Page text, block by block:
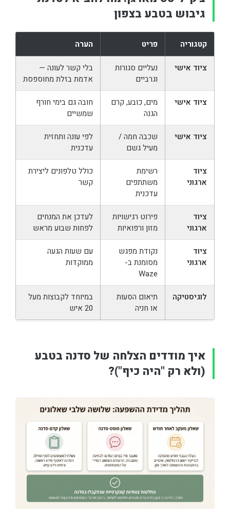
גיבוש בטבע בצפון
קטגוריה פריט הערה
ציוד אישי
נעליים סגורות
וגרביים
בלי קשר לעונה —
אדמת בזלת מחוספסת
ציוד אישי
מים, כובע, קרם
הגנה
חובה גם בימי חורף
שמשיים
ציוד אישי
שכבה חמה /
מעיל גשם
לפי עונה ותחזית
עדכנית
ציוד
ארגוני
רשימת
משתתפים
עדכנית
כולל טלפונים ליצירת
קשר
ציוד
ארגוני
פירוט רגישויות
מזון ורפואיות
לעדכן את המנחים
לפחות שבוע מראש
ציוד
ארגוני
נקודת מפגש
מסומנת ב-
Waze
עם שעות הגעה
ממוקדות
לוגיסטיקה
תיאום הסעות
או חניה
במיוחד לקבוצות מעל
20 איש
איך מודדים הצלחה של סדנה בטבע
(ולא רק "היה כיף")?